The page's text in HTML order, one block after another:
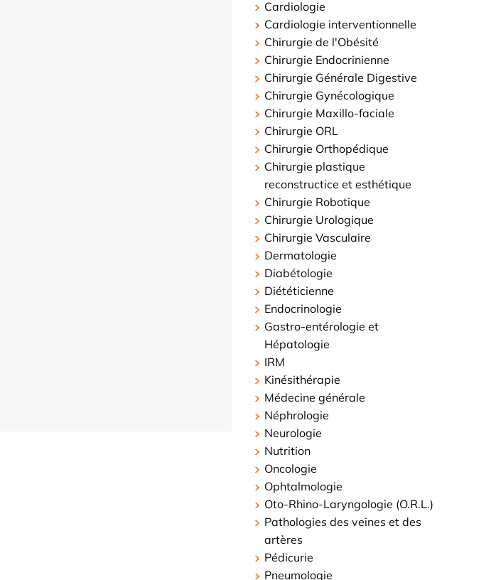
Cardiologie
Cardiologie interventionnelle
Chirurgie de l'Obésité
Chirurgie Endocrinienne
Chirurgie Générale Digestive
Chirurgie Gynécologique
Chirurgie Maxillo-faciale
Chirurgie ORL
Chirurgie Orthopédique
Chirurgie plastique
reconstructice et esthétique
Chirurgie Robotique
Chirurgie Urologique
Chirurgie Vasculaire
Dermatologie
Diabétologie
Diététicienne
Endocrinologie
Gastro-entérologie et
Hépatologie
IRM
Kinésithérapie
Médecine générale
Néphrologie
Neurologie
Nutrition
Oncologie
Ophtalmologie
Oto-Rhino-Laryngologie (O.R.L.)
Pathologies des veines et des
artères
Pédicurie
Pneumologie